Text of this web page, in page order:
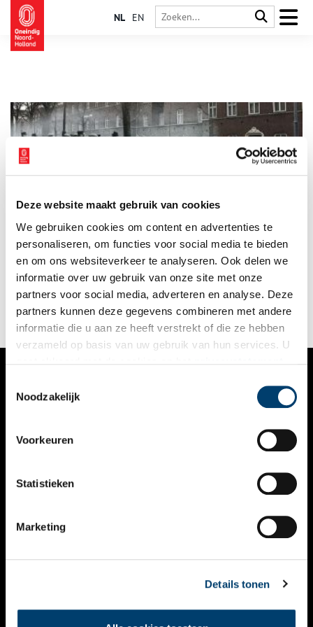
Deze website maakt gebruik van cookies
We gebruiken cookies om content en advertenties te
personaliseren, om functies voor social media te bieden
en om ons websiteverkeer te analyseren. Ook delen we
informatie over uw gebruik van onze site met onze
partners voor social media, adverteren en analyse. Deze
partners kunnen deze gegevens combineren met andere
informatie die u aan ze heeft verstrekt of die ze hebben
verzameld op basis van uw gebruik van hun services. U
Noodzakelijk
Voorkeuren
Statistieken
Marketing
Details tonen
NL EN
25 februari 1941. Nog voor zonsopgang komen de eerste
reizigers het Amsterdamse Centraal Station binnenlopen. Het
zijn werkverschaffingarbeiders, die op weg zijn naar Baarn en
Amersfoort. Voor de ingang van het station hebben zij een
stakingsmanifest gekregen.
VERHALEN
KALENDER
THEMA’S
VIDEO’S
CONTACT